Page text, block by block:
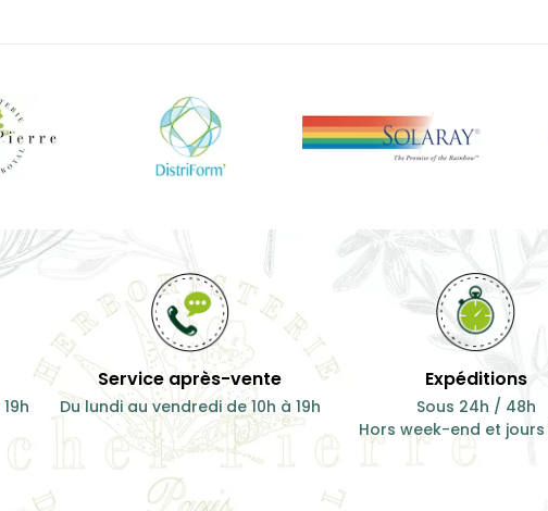
Service après-vente
Du lundi au vendredi de 10h à 19h
Expéditions
Sous 24h / 48h
Hors week-end et